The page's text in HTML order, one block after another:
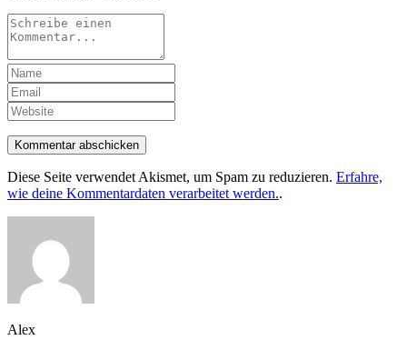
Kommentar abschicken
Diese Seite verwendet Akismet, um Spam zu reduzieren. Erfahre,
wie deine Kommentardaten verarbeitet werden..
Alex